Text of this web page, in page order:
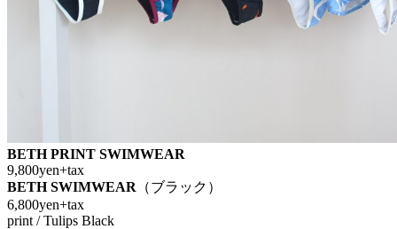
BETH PRINT SWIMWEAR
9,800yen+tax
BETH SWIMWEAR （ブラック）
6,800yen+tax
print / Tulips Black